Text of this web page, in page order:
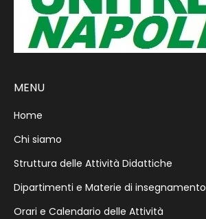
MENU
Home
Chi siamo
Struttura delle Attività Didattiche
Dipartimenti e Materie di insegnamento
Orari e Calendario delle Attività